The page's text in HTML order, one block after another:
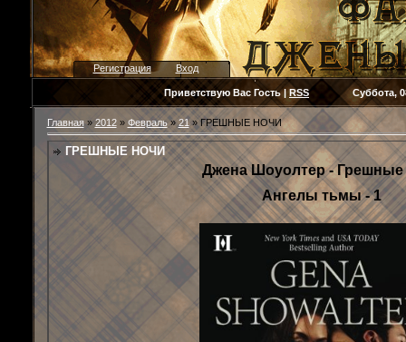
Регистрация Вход
Приветствую Вас Гость | RSSСуббота,
Главная» 2012 » Февраль » 21» ГРЕШНЫЕ НОЧИ
ГРЕШНЫЕ НОЧИ
Джена Шоуолтер - Грешные
Ангелы тьмы - 1